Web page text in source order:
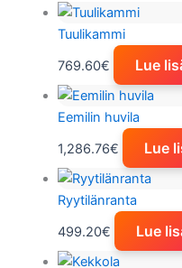
Tuulikammi
769.60€ Lue
Eemilin huvila
1,286.76€ Lue
Ryytilänranta
499.20€ Lue